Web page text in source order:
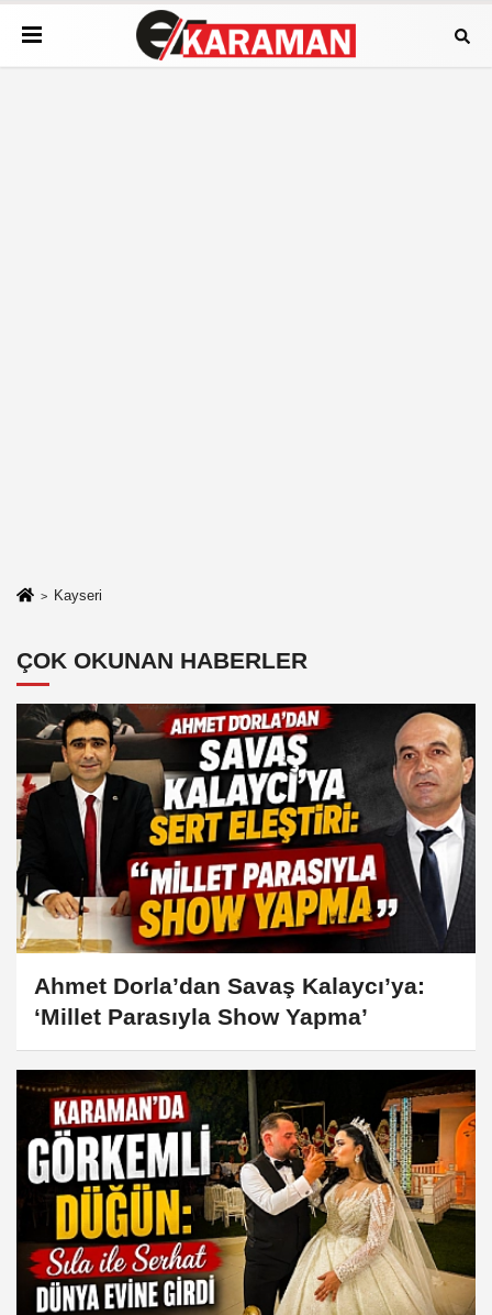
Kayseri
ÇOK OKUNAN HABERLER
Ahmet Dorla’dan Savaş Kalaycı’ya:
‘Millet Parasıyla Show Yapma’